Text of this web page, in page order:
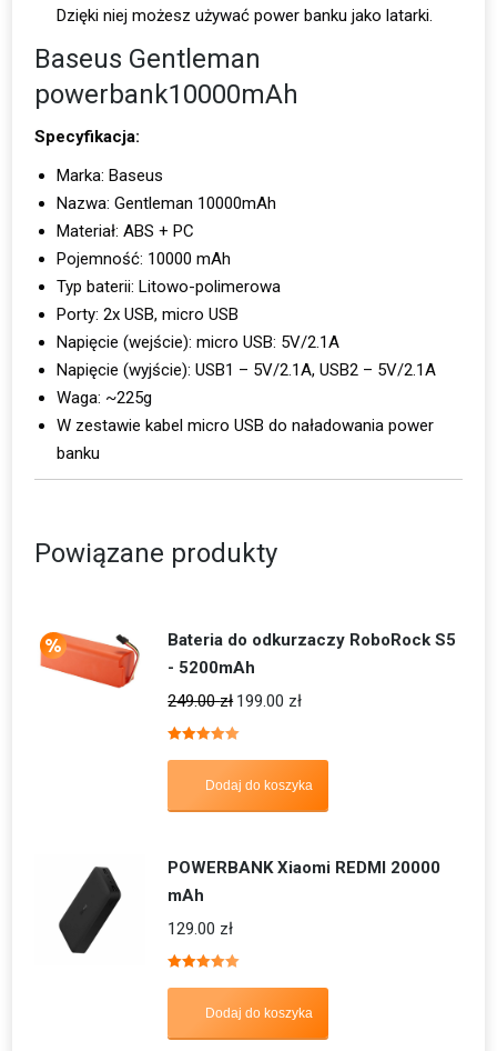
Dzięki niej możesz używać power banku jako latarki.
Baseus Gentleman
powerbank10000mAh
Specyfikacja:
Marka: Baseus
Nazwa: Gentleman 10000mAh
Materiał: ABS + PC
Pojemność: 10000 mAh
Typ baterii: Litowo-polimerowa
Porty: 2x USB, micro USB
Napięcie (wejście): micro USB: 5V/2.1A
Napięcie (wyjście): USB1 – 5V/2.1A, USB2 – 5V/2.1A
Waga: ~225g
W zestawie kabel micro USB do naładowania power
banku
Powiązane produkty
Bateria do odkurzaczy RoboRock S5
- 5200mAh
249.00zł 199.00 zł
Dodaj do koszyka
POWERBANK Xiaomi REDMI 20000
mAh
129.00 zł
Dodaj do koszyka